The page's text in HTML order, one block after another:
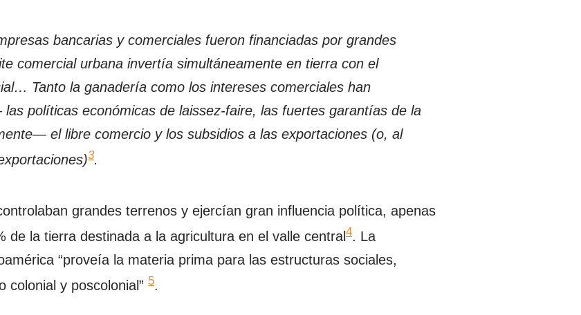
bancarias y comerciales fueron financiadas por grandes
comercial urbana invertía simultáneamente en tierra con el
Tanto la ganadería como los intereses comerciales han
políticas económicas delaissez-faire, las fuertes garantías de la
el libre comercio y los subsidios a las exportaciones (o, al
3.
grandes terrenos y ejercían gran influencia política, apenas
de la tierra destinada a la agricultura en el valle central4. La
“proveía la materia prima para las estructuras sociales,
colonial y poscolonial”5